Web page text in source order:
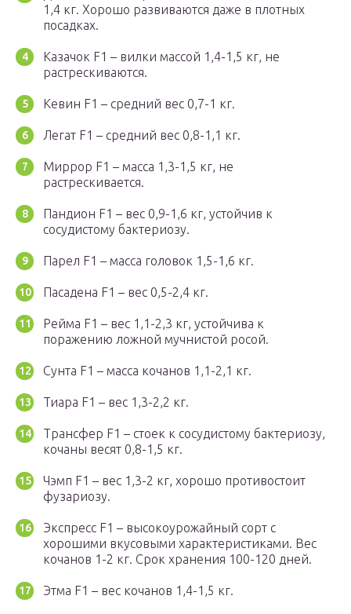
1,4 кг. Хорошо развиваются даже в плотных
посадках.
Казачок F1 – вилки массой 1,4-1,5 кг, не
растрескиваются.
Кевин F1 – средний вес 0,7-1 кг.
Легат F1 – средний вес 0,8-1,1 кг.
Миррор F1 – масса 1,3-1,5 кг, не
растрескивается.
Пандион F1 – вес 0,9-1,6 кг, устойчив к
сосудистому бактериозу.
Парел F1 – масса головок 1,5-1,6 кг.
Пасадена F1 – вес 0,5-2,4 кг.
Рейма F1 – вес 1,1-2,3 кг, устойчива к
поражению ложной мучнистой росой.
Сунта F1 – масса кочанов 1,1-2,1 кг.
Тиара F1 – вес 1,3-2,2 кг.
Трансфер F1 – стоек к сосудистому бактериозу,
кочаны весят 0,8-1,5 кг.
Чэмп F1 – вес 1,3-2 кг, хорошо противостоит
фузариозу.
Экспресс F1 – высокоурожайный сорт с
хорошими вкусовыми характеристиками. Вес
кочанов 1-2 кг. Срок хранения 100-120 дней.
Этма F1 – вес кочанов 1,4-1,5 кг.